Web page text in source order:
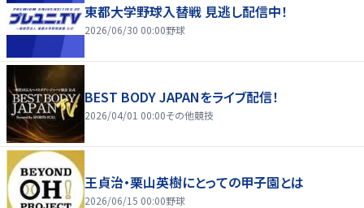
東都大学野球入替戦 見逃し配信中！
2026/06/30 00:00野球
BEST BODY JAPANをライブ配信！
2026/04/01 00:00その他競技
王貞治・栗山英樹にとっての甲子園とは
2026/06/15 00:00野球